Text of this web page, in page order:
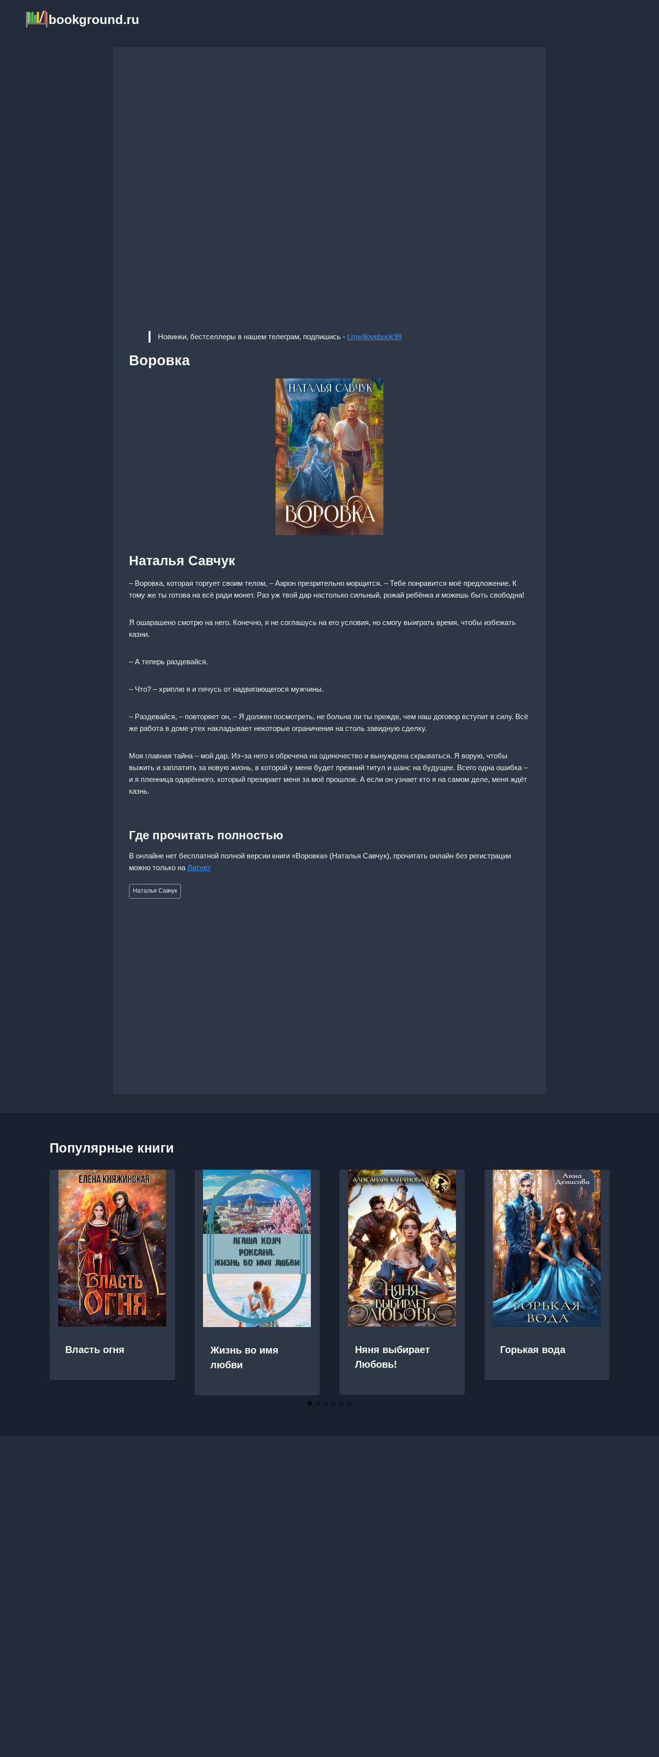
содержимому
bookground.ru
Новинки, бестселлеры в нашем телеграм, подпишись - t.me/ilovebook99
Воровка
Наталья Савчук
– Воровка, которая торгует своим телом, – Аарон презрительно морщится. – Тебе понравится моё предложение. К
тому же ты готова на всё ради монет. Раз уж твой дар настолько сильный, рожай ребёнка и можешь быть свободна!
Я ошарашено смотрю на него. Конечно, я не соглашусь на его условия, но смогу выиграть время, чтобы избежать
казни.
– А теперь раздевайся.
– Что? – хриплю я и пячусь от надвигающегося мужчины.
– Раздевайся, – повторяет он, – Я должен посмотреть, не больна ли ты прежде, чем наш договор вступит в силу. Всё
же работа в доме утех накладывает некоторые ограничения на столь завидную сделку.
Моя главная тайна – мой дар. Из–за него я обречена на одиночество и вынуждена скрываться. Я ворую, чтобы
выжить и заплатить за новую жизнь, в которой у меня будет прежний титул и шанс на будущее. Всего одна ошибка –
и я пленница одарённого, который презирает меня за моё прошлое. А если он узнает кто я на самом деле, меня ждёт
казнь.
Где прочитать полностью
В онлайне нет бесплатной полной версии книги «Воровка» (Наталья Савчук), прочитать онлайн без регистрации
можно только на Литнет
Метки
записи:
Наталья Савчук
Популярные книги
Власть огня
Жизнь во имя
любви
Няня выбирает
Любовь!
Горькая вода